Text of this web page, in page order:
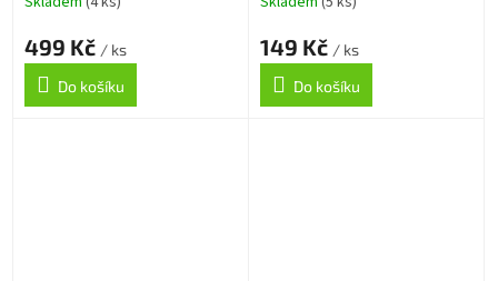
499 Kč / ks
Do košíku
149 Kč / ks
Do košíku